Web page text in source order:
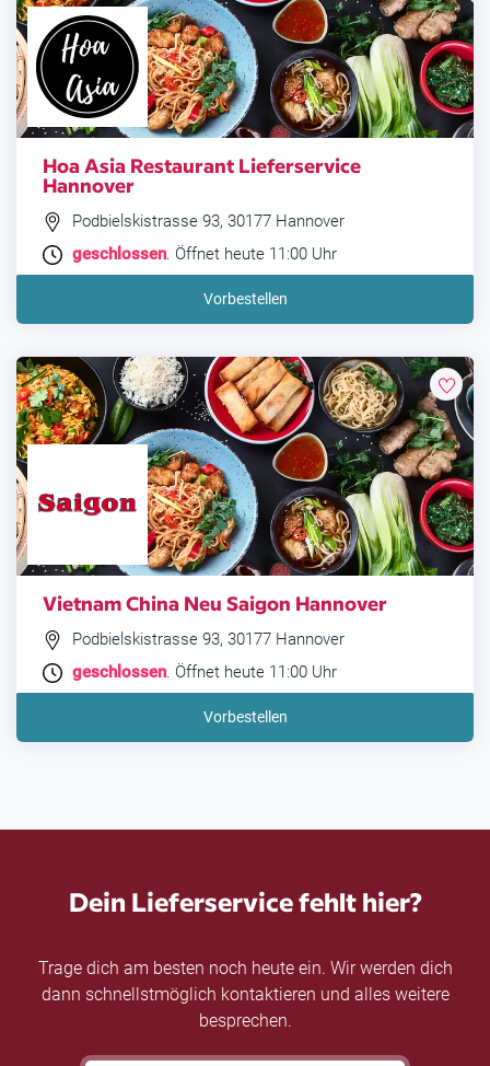
Hoa Asia Restaurant Lieferservice
Hannover
Podbielskistrasse 93, 30177 Hannover
geschlossen. Öffnet heute 11:00 Uhr
Vorbestellen
Vietnam China Neu Saigon Hannover
Podbielskistrasse 93, 30177 Hannover
geschlossen. Öffnet heute 11:00 Uhr
Vorbestellen
Dein Lieferservice fehlt hier?
Trage dich am besten noch heute ein. Wir werden dich
dann schnellstmöglich kontaktieren und alles weitere
besprechen.